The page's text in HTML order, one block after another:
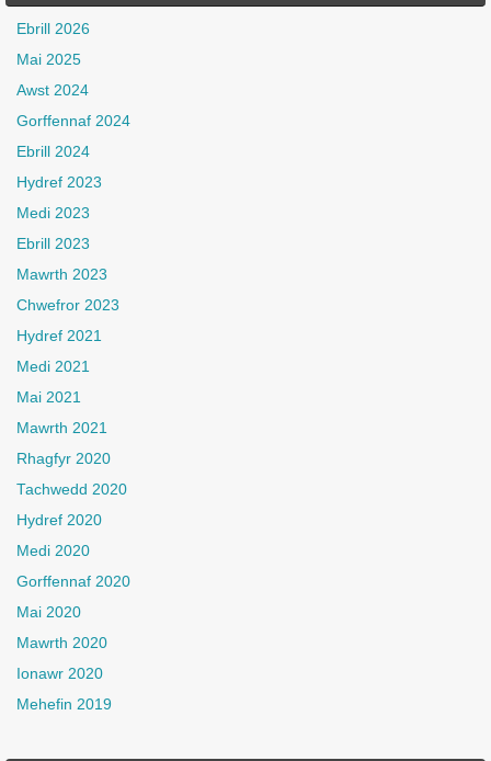
Ebrill 2026
Mai 2025
Awst 2024
Gorffennaf 2024
Ebrill 2024
Hydref 2023
Medi 2023
Ebrill 2023
Mawrth 2023
Chwefror 2023
Hydref 2021
Medi 2021
Mai 2021
Mawrth 2021
Rhagfyr 2020
Tachwedd 2020
Hydref 2020
Medi 2020
Gorffennaf 2020
Mai 2020
Mawrth 2020
Ionawr 2020
Mehefin 2019